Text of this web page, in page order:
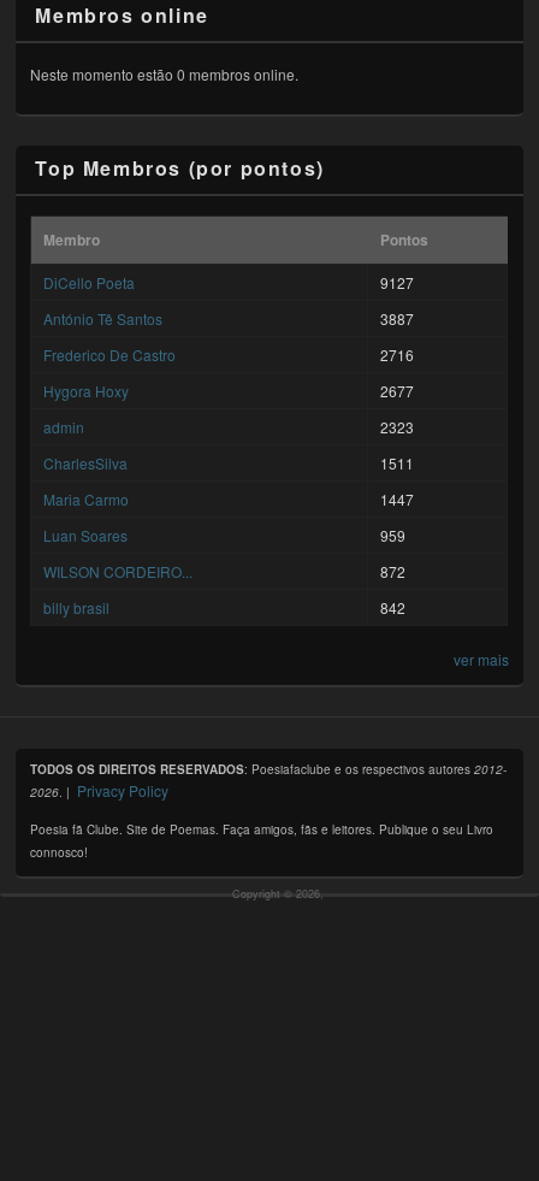
Membros online
Neste momento estão 0 membros online.
Top Membros (por pontos)
Membro Pontos
DiCello Poeta
9127
António Tê Santos
3887
Frederico De Castro
2716
Hygora Hoxy
2677
admin
2323
CharlesSilva
1511
Maria Carmo
1447
Luan Soares
959
WILSON CORDEIRO...
872
billy brasil
842
ver mais
TODOS OS DIREITOS RESERVADOS: Poesiafaclube e os respectivos autores2012-
2026. | Privacy Policy
Poesia fã Clube. Site de Poemas. Faça amigos, fãs e leitores. Publique o seu Livro
connosco!
Copyright © 2026,